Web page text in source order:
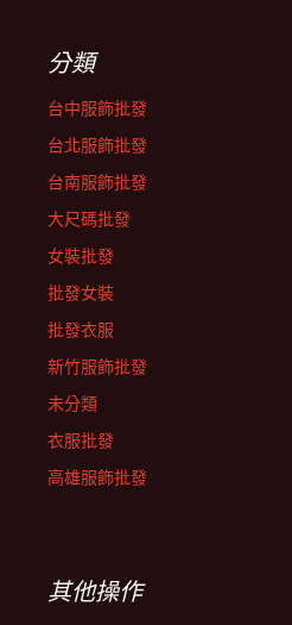
分類
台中服飾批發
台北服飾批發
台南服飾批發
大尺碼批發
女裝批發
批發女裝
批發衣服
新竹服飾批發
未分類
衣服批發
高雄服飾批發
其他操作